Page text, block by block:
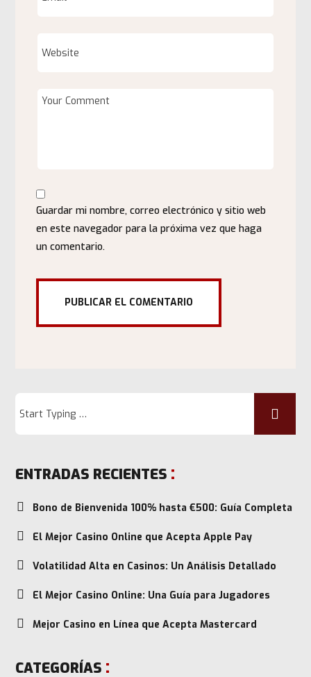
Guardar mi nombre, correo electrónico y sitio web
en este navegador para la próxima vez que haga
un comentario.
ENTRADAS RECIENTES
Bono de Bienvenida 100% hasta €500: Guía Completa
El Mejor Casino Online que Acepta Apple Pay
Volatilidad Alta en Casinos: Un Análisis Detallado
El Mejor Casino Online: Una Guía para Jugadores
Mejor Casino en Línea que Acepta Mastercard
CATEGORÍAS